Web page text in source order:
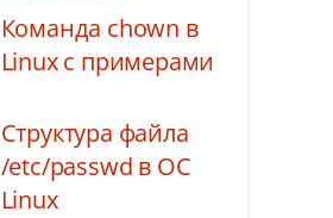
Команда chown в
Linux с примерами
Структура файла
/etc/passwd в ОС
Linux